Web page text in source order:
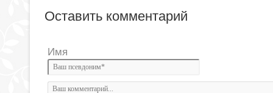
Оставить комментарий
Имя